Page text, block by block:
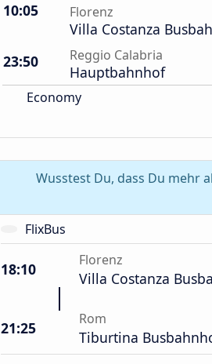
10:05 Florenz
Villa Costanza
23:50
Reggio Calabria
Hauptbahnhof
Economy
Wusstest Du, dass Du mehr
FlixBus
18:10 Florenz
Villa Costanza
21:25 Rom
Tiburtina